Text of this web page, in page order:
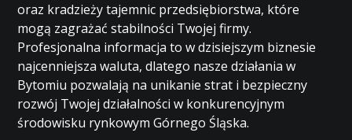
oraz kradzieży tajemnic przedsiębiorstwa, które
mogą zagrażać stabilności Twojej firmy.
Profesjonalna informacja to w dzisiejszym biznesie
najcenniejsza waluta, dlatego nasze działania w
Bytomiu pozwalają na unikanie strat i bezpieczny
rozwój Twojej działalności w konkurencyjnym
środowisku rynkowym Górnego Śląska.